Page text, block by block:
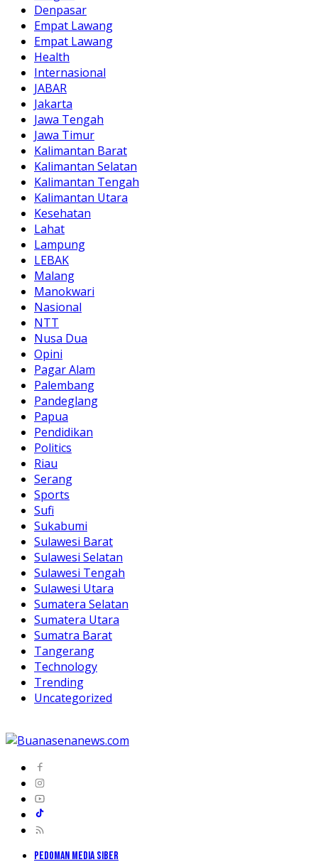
Denpasar
Empat Lawang
Empat Lawang
Health
Internasional
JABAR
Jakarta
Jawa Tengah
Jawa Timur
Kalimantan Barat
Kalimantan Selatan
Kalimantan Tengah
Kalimantan Utara
Kesehatan
Lahat
Lampung
LEBAK
Malang
Manokwari
Nasional
NTT
Nusa Dua
Opini
Pagar Alam
Palembang
Pandeglang
Papua
Pendidikan
Politics
Riau
Serang
Sports
Sufi
Sukabumi
Sulawesi Barat
Sulawesi Selatan
Sulawesi Tengah
Sulawesi Utara
Sumatera Selatan
Sumatera Utara
Sumatra Barat
Tangerang
Technology
Trending
Uncategorized
PEDOMAN MEDIA SIBER